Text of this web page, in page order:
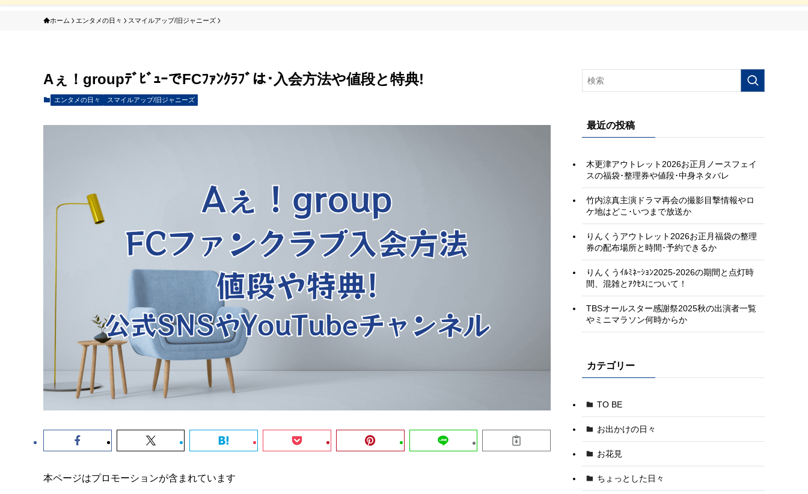
ホーム エンタメの日々 スマイルアップ/旧ジャニーズ
Aぇ！groupﾃﾞﾋﾞｭｰでFCﾌｧﾝｸﾗﾌﾞは･入会方法や値段と特典!
エンタメの日々 スマイルアップ/旧ジャニーズ
本ページはプロモーションが含まれています
最近の投稿
木更津アウトレット2026お正月ノースフェイ
スの福袋･整理券や値段･中身ネタバレ
竹内涼真主演ドラマ再会の撮影目撃情報やロ
ケ地はどこ･いつまで放送か
りんくうアウトレット2026お正月福袋の整理
券の配布場所と時間･予約できるか
りんくうｲﾙﾐﾈｰｼｮﾝ2025-2026の期間と点灯時
間、混雑とｱｸｾｽについて！
TBSオールスター感謝祭2025秋の出演者一覧
やミニマラソン何時からか
カテゴリー
TO BE
お出かけの日々
お花見
ちょっとした日々